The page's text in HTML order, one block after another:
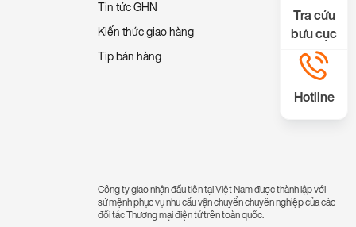
Tin tức GHN
Kiến thức giao hàng
Tip bán hàng
Công ty giao nhận đầu tiên tại Việt Nam được thành lập với
sứ mệnh phục vụ nhu cầu vận chuyển chuyên nghiệp của các
đối tác Thương mại điện tử trên toàn quốc.
Tra cứu
bưu cục
Hotline